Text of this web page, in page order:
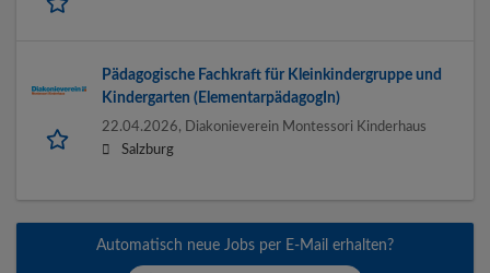
Pädagogische Fachkraft für Kleinkindergruppe und
Kindergarten (ElementarpädagogIn)
22.04.2026,
Diakonieverein Montessori Kinderhaus
Salzburg
Automatisch neue Jobs per E-Mail erhalten?